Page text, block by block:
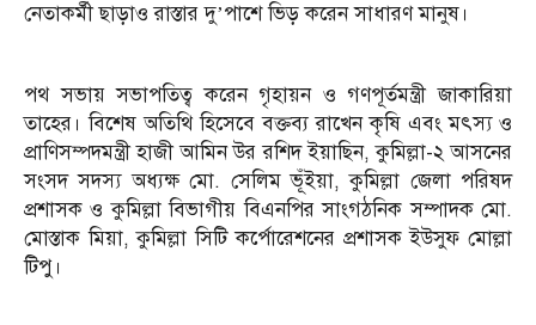
নেতাকর্মী ছাড়াও রাস্তার দু’পাশে ভিড় করেন সাধারণ মানুষ।
পথ সভায় সভাপতিত্ব করেন গৃহায়ন ও গণপূর্তমন্ত্রী জাকারিয়া
তাহের। বিশেষ অতিথি হিসেবে বক্তব্য রাখেন কৃষি এবং মৎস্য ও
প্রাণিসম্পদমন্ত্রী হাজী আমিন উর রশিদ ইয়াছিন, কুমিল্লা-২ আসনের
সংসদ সদস্য অধ্যক্ষ মো. সেলিম ভূঁইয়া, কুমিল্লা জেলা পরিষদ
প্রশাসক ও কুমিল্লা বিভাগীয় বিএনপির সাংগঠনিক সম্পাদক মো.
মোস্তাক মিয়া, কুমিল্লা সিটি কর্পোরেশনের প্রশাসক ইউসুফ মোল্লা
টিপু।